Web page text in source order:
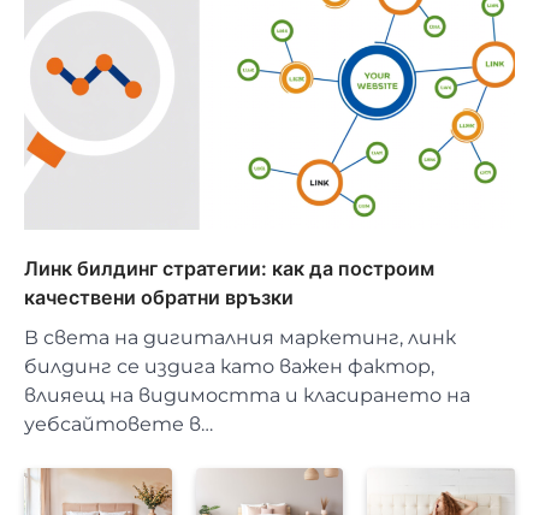
Линк билдинг стратегии: как да построим
качествени обратни връзки
В света на дигиталния маркетинг, линк
билдинг се издига като важен фактор,
влияещ на видимостта и класирането на
уебсайтовете в…